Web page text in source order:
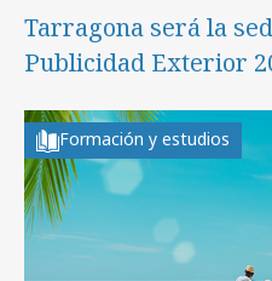
Tarragona será la
Publicidad Exterior
Formación y estudios